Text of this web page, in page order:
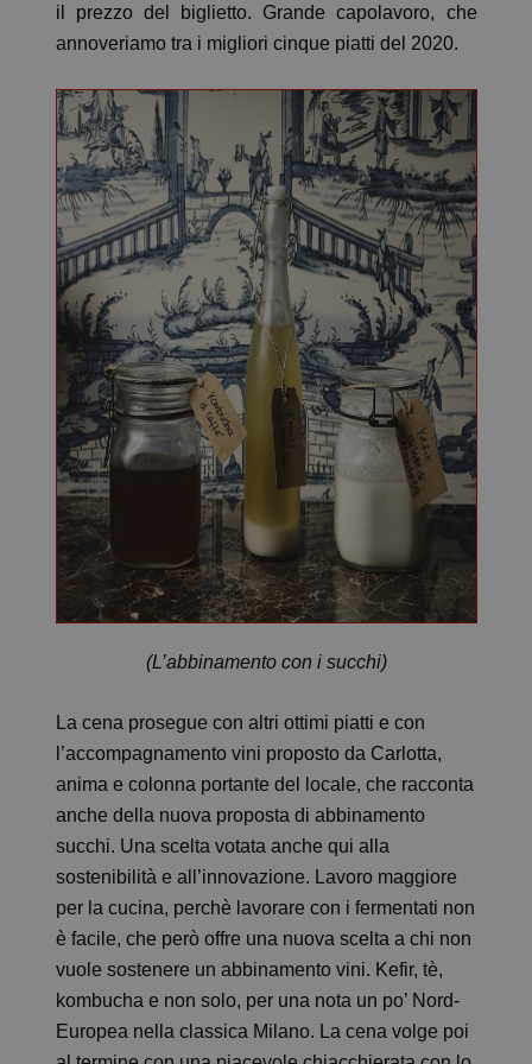
il prezzo del biglietto. Grande capolavoro, che
annoveriamo tra i migliori cinque piatti del 2020.
(L’abbinamento con i succhi)
La cena prosegue con altri ottimi piatti e con
l’accompagnamento vini proposto da Carlotta,
anima e colonna portante del locale, che racconta
anche della nuova proposta di abbinamento
succhi. Una scelta votata anche qui alla
sostenibilità e all’innovazione. Lavoro maggiore
per la cucina, perchè lavorare con i fermentati non
è facile, che però offre una nuova scelta a chi non
vuole sostenere un abbinamento vini. Kefir, tè,
kombucha e non solo, per una nota un po’ Nord-
Europea nella classica Milano. La cena volge poi